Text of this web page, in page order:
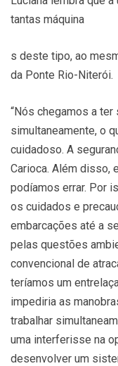
tantas máquina
s deste tipo, ao
da Ponte Rio-Niterói.
“Nós chegamos a
simultaneamente, o
cuidadoso. A
Carioca. Além disso,
podíamos errar. Por
os cuidados e
embarcações até a
pelas questões
convencional de
teríamos um
impediria as
trabalhar
uma interferisse na
desenvolver um